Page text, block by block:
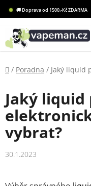
Přejít
na
obsah
🚚 Doprava od 1500,-Kč ZDARMA
Domů
/ Poradna / Jaký liquid
Jaký liquid
vybrat?
30.1.2023